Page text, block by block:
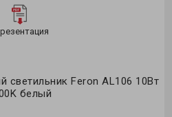
светильник Feron AL106 10Вт
белый